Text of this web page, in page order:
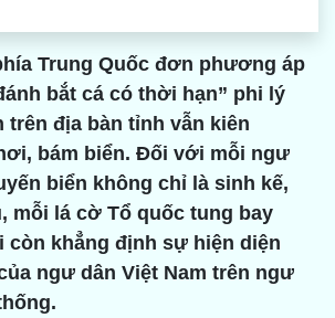
Trung Quốc đơn phương áp
bắt cá có thời hạn” phi lý
trên địa bàn tỉnh vẫn kiên
bám biển. Đối với mỗi ngư
biển không chỉ là sinh kế,
mỗi lá cờ Tổ quốc tung bay
khẳng định sự hiện diện
ngư dân Việt Nam trên ngư